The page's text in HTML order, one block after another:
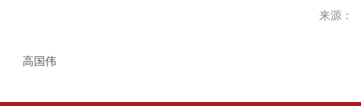
来源：
高国伟